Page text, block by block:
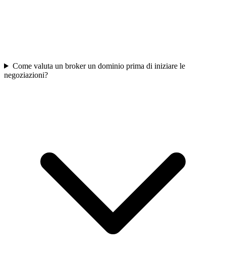
Come valuta un broker un dominio prima di iniziare le
negoziazioni?